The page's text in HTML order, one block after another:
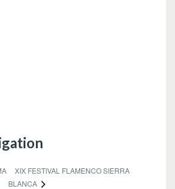
XIX FESTIVAL FLAMENCO SIERRA
BLANCA